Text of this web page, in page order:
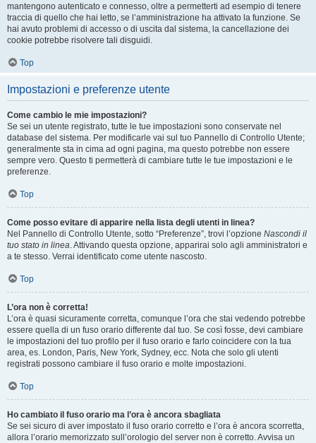
mantengono autenticato e connesso, oltre a permetterti ad esempio di tenere
traccia di quello che hai letto, se l’amministrazione ha attivato la funzione. Se
hai avuto problemi di accesso o di uscita dal sistema, la cancellazione dei
cookie potrebbe risolvere tali disguidi.
Top
Impostazioni e preferenze utente
Come cambio le mie impostazioni?
Se sei un utente registrato, tutte le tue impostazioni sono conservate nel
database del sistema. Per modificarle vai sul tuo Pannello di Controllo Utente;
generalmente sta in cima ad ogni pagina, ma questo potrebbe non essere
sempre vero. Questo ti permetterà di cambiare tutte le tue impostazioni e le
preferenze.
Top
Come posso evitare di apparire nella lista degli utenti in linea?
Nel Pannello di Controllo Utente, sotto “Preferenze”, trovi l’opzione Nascondi il
tuo stato in linea. Attivando questa opzione, apparirai solo agli amministratori e
a te stesso. Verrai identificato come utente nascosto.
Top
L’ora non è corretta!
L’ora è quasi sicuramente corretta, comunque l’ora che stai vedendo potrebbe
essere quella di un fuso orario differente dal tuo. Se così fosse, devi cambiare
le impostazioni del tuo profilo per il fuso orario e farlo coincidere con la tua
area, es. London, Paris, New York, Sydney, ecc. Nota che solo gli utenti
registrati possono cambiare il fuso orario e molte impostazioni.
Top
Ho cambiato il fuso orario ma l’ora è ancora sbagliata
Se sei sicuro di aver impostato il fuso orario corretto e l’ora è ancora scorretta,
allora l’orario memorizzato sull’orologio del server non è corretto. Avvisa un